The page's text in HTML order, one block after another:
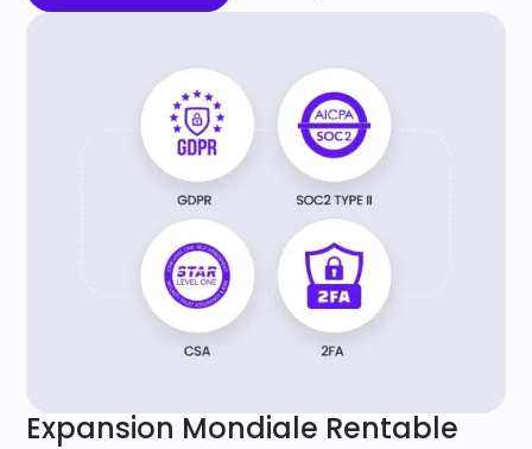
Expansion Mondiale Rentable